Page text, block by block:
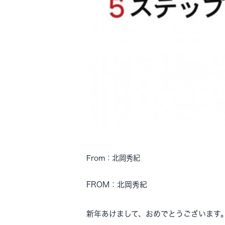
From：北岡秀紀
FROM：北岡秀紀
新年あけまして、おめでとうございます